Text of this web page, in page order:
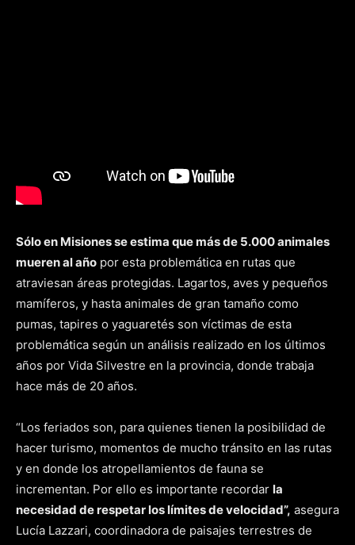
Sólo en Misiones se estima que más de 5.000 animales
mueren al año por esta problemática en rutas que
atraviesan áreas protegidas. Lagartos, aves y pequeños
mamíferos, y hasta animales de gran tamaño como
pumas, tapires o yaguaretés son víctimas de esta
problemática según un análisis realizado en los últimos
años por Vida Silvestre en la provincia, donde trabaja
hace más de 20 años.
“Los feriados son, para quienes tienen la posibilidad de
hacer turismo, momentos de mucho tránsito en las rutas
y en donde los atropellamientos de fauna se
incrementan. Por ello es importante recordar la
necesidad de respetar los límites de velocidad”, asegura
Lucía Lazzari, coordinadora de paisajes terrestres de